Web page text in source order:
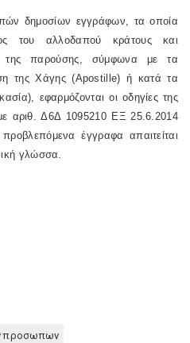
δημοσίων εγγράφων, τα οποία
του αλλοδαπού κράτους και
της παρούσης, σύμφωνα με τα
της Χάγης (Apostille) ή κατά τα
εφαρμόζονται οι οδηγίες της
αριθ. Δ6Δ 1095210 ΕΞ 25.6.2014
έγγραφα απαιτείται
γλώσσα.
προσωπων